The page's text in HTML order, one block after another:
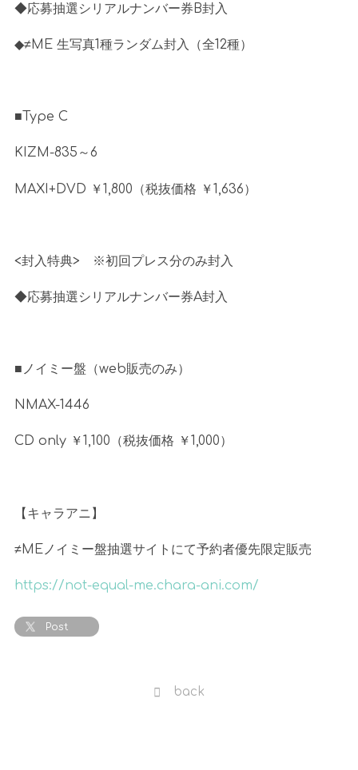
◆応募抽選シリアルナンバー券 B封入
◆≠ME 生写真1種ランダム封入（全12種）
■Type C
KIZM-835～6
MAXI+DVD ￥1,800 （税抜価格 ￥1,636）
<封入特典> ※初回プレス分のみ封入
◆応募抽選シリアルナンバー券A封入
■ノイミー盤（web販売のみ）
NMAX-1446
CD only ￥ 1,100 （税抜価格 ￥ 1,000）
【キャラアニ】
≠MEノイミー盤抽選サイトにて予約者優先限定販売
https://not-equal-me.chara-ani.com/
Post
back